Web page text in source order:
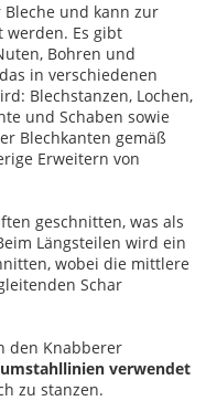
und kann zur
werden. Es gibt
Bohren und
in verschiedenen
Blechstanzen, Lochen,
und Schaben sowie
Blechkanten gemäß
Erweitern von
geschnitten, was als
Längsteilen wird ein
wobei die mittlere
Schar
den Knabberer
verwendet
zu stanzen.